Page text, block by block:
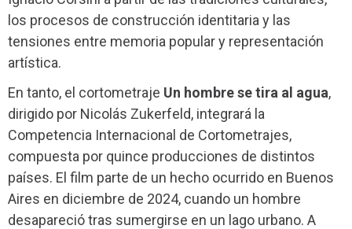
los procesos de construcción identitaria y las
tensiones entre memoria popular y representación
artística.
En tanto, el cortometraje Un hombre se tira al agua,
dirigido por Nicolás Zukerfeld, integrará la
Competencia Internacional de Cortometrajes,
compuesta por quince producciones de distintos
países. El film parte de un hecho ocurrido en Buenos
Aires en diciembre de 2024, cuando un hombre
desapareció tras sumergirse en un lago urbano. A